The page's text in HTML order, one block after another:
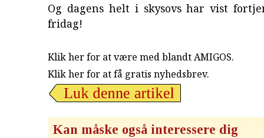
Og dagens helt i skysovs har vist
fridag!
Klik her for at være med blandt AMIGOS.
Klik her for at få gratis nyhedsbrev.
Kan måske også interessere dig